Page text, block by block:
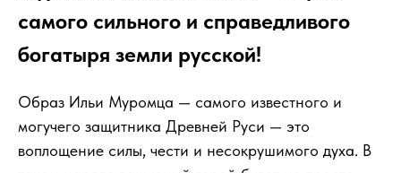
самого сильного и справедливого
богатыря земли русской!
Образ Ильи Муромца — самого известного и
могучего защитника Древней Руси — это
воплощение силы, чести и несокрушимого духа. В